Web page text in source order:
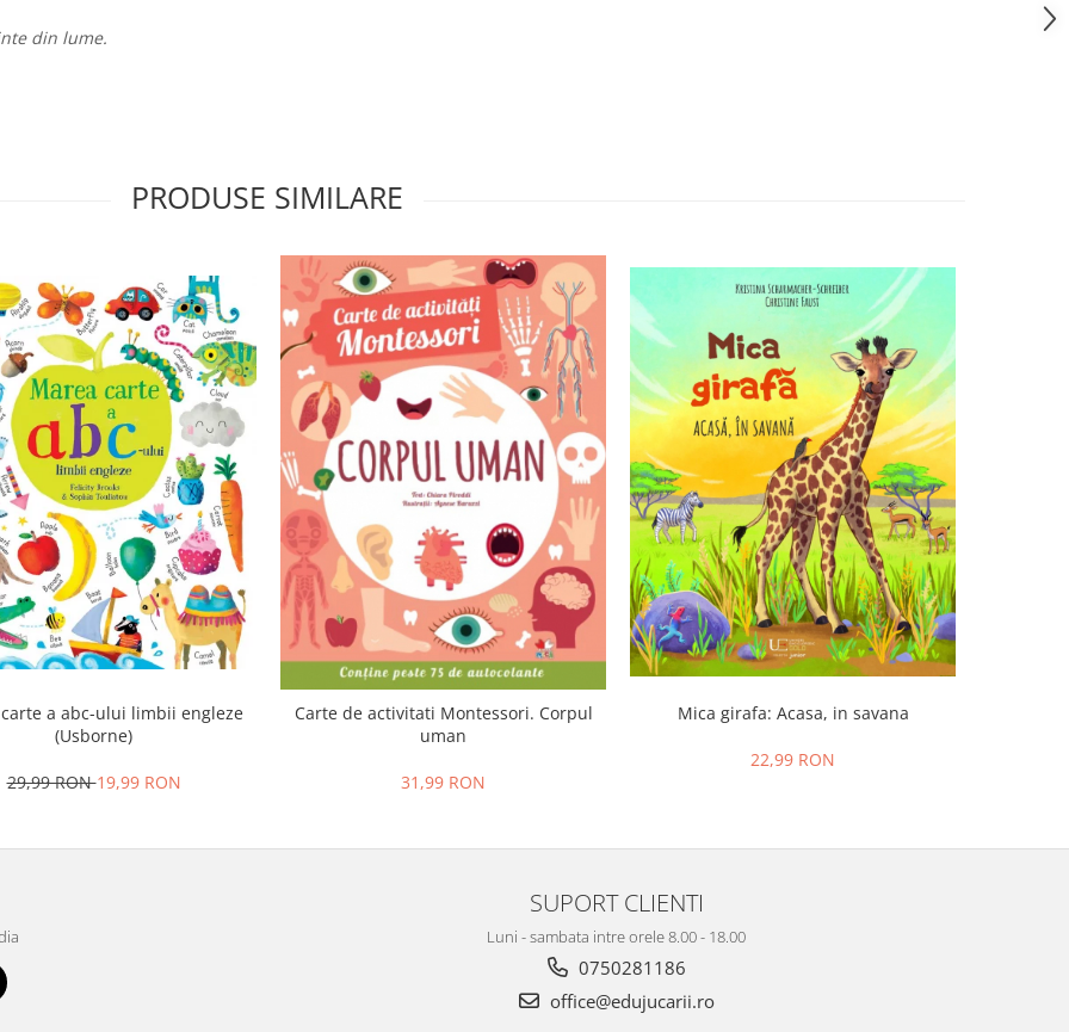
din lume.
PRODUSE SIMILARE
a abc-ului limbii engleze
(Usborne)
29,99 RON19,99 RON
Carte de activitati Montessori. Corpul
uman
31,99 RON
Mica girafa: Acasa, in savana
22,99 RON
SUPORT CLIENTI
Luni - sambata intre orele 8.00 - 18.00
0750281186
office@edujucarii.ro